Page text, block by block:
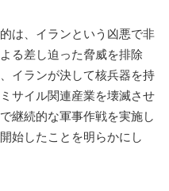
は、イランという凶悪で非
る差し迫った脅威を排除
イランが決して核兵器を持
サイル関連産業を壊滅させ
継続的な軍事作戦を実施し
始したことを明らかにし